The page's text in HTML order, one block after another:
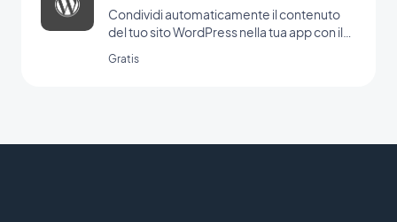
Condividi automaticamente il contenuto
del tuo sito WordPress nella tua app con il
Gratis